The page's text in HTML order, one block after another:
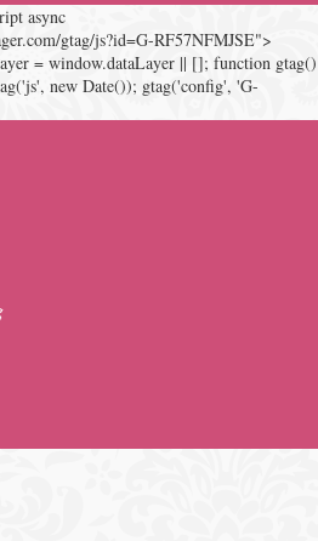
async
gtag/js?id=G-RF57NFMJSE">
= window.dataLayer || []; function gtag()
new Date()); gtag('config', 'G-